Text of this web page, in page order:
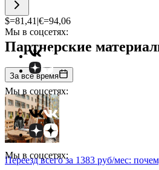
$=81,41 |€=94,06
Мы в соцсетях:
Мы в соцсетях:
Мы в соцсетях:
Партнерские
За все время
Переезд всего за 1383 руб/мес: